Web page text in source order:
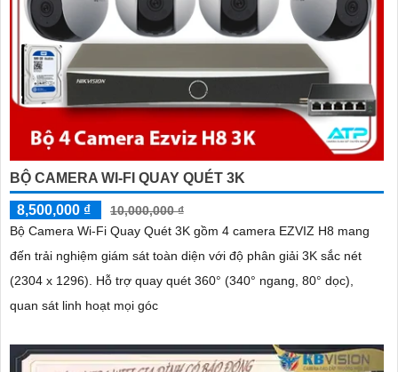
BỘ CAMERA WI-FI QUAY QUÉT 3K
8,500,000 ₫
10,000,000 ₫
Bộ Camera Wi-Fi Quay Quét 3K gồm 4 camera EZVIZ H8 mang
đến trải nghiệm giám sát toàn diện với độ phân giải 3K sắc nét
(2304 x 1296). Hỗ trợ quay quét 360° (340° ngang, 80° dọc),
quan sát linh hoạt mọi góc